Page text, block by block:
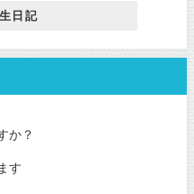
日記
か？
す